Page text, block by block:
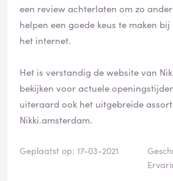
i
f
r
d
een review achterlaten om zo
helpen een goede keus te maken
het internet.
Het is verstandig de website van
bekijken voor actuele
uiteraard ook het uitgebreide
Nikki.amsterdam.
Geplaatst op: 17-03-2021